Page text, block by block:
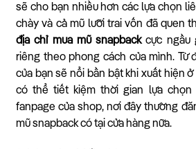
sẽ cho bạn nhiều hơn các lựa chọn
chày và cả mũ lưỡi trai vốn đã quen
địa chỉ mua mũ snapbackcực ngầu
riêng theo phong cách của mình. Từ
của bạn sẽ nổi bần bật khi xuất hiện
có thể tiết kiệm thời gian lựa chọn
fanpage của shop, nơi đây thường
mũ snapback có tại cửa hàng nữa.